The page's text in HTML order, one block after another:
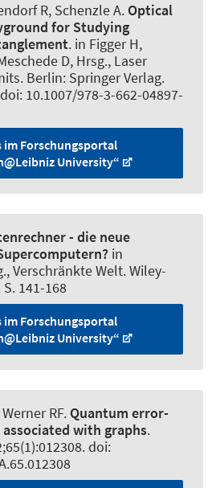
R, Schenzle A. Optical
for Studying
. in Figger H,
D, Hrsg., Laser
Berlin: Springer Verlag.
10.1007/978-3-662-04897-
im Forschungsportal
University“
- die neue
in
Verschränkte Welt. Wiley-
S. 141-168
im Forschungsportal
University“
Werner RF. Quantum error-
with graphs.
doi: